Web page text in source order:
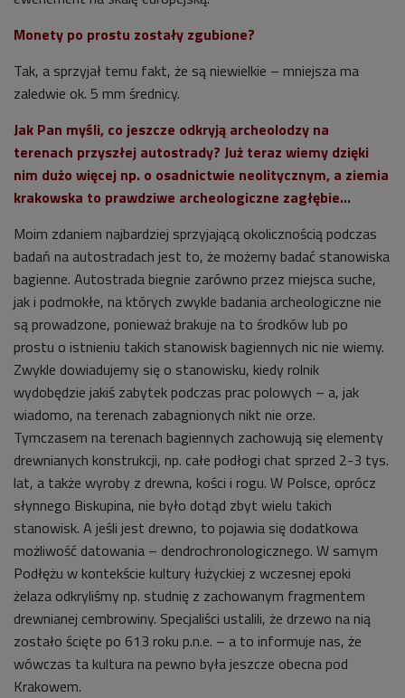
Monety po prostu zostały zgubione?
Tak, a sprzyjał temu fakt, że są niewielkie – mniejsza ma
zaledwie ok. 5 mm średnicy.
Jak Pan myśli, co jeszcze odkryją archeolodzy na
terenach przyszłej autostrady? Już teraz wiemy dzięki
nim dużo więcej np. o osadnictwie neolitycznym, a ziemia
krakowska to prawdziwe archeologiczne zagłębie…
Moim zdaniem najbardziej sprzyjającą okolicznością podczas
badań na autostradach jest to, że możemy badać stanowiska
bagienne. Autostrada biegnie zarówno przez miejsca suche,
jak i podmokłe, na których zwykle badania archeologiczne nie
są prowadzone, ponieważ brakuje na to środków lub po
prostu o istnieniu takich stanowisk bagiennych nic nie wiemy.
Zwykle dowiadujemy się o stanowisku, kiedy rolnik
wydobędzie jakiś zabytek podczas prac polowych – a, jak
wiadomo, na terenach zabagnionych nikt nie orze.
Tymczasem na terenach bagiennych zachowują się elementy
drewnianych konstrukcji, np. całe podłogi chat sprzed 2-3 tys.
lat, a także wyroby z drewna, kości i rogu. W Polsce, oprócz
słynnego Biskupina, nie było dotąd zbyt wielu takich
stanowisk. A jeśli jest drewno, to pojawia się dodatkowa
możliwość datowania – dendrochronologicznego. W samym
Podłężu w kontekście kultury łużyckiej z wczesnej epoki
żelaza odkryliśmy np. studnię z zachowanym fragmentem
drewnianej cembrowiny. Specjaliści ustalili, że drzewo na nią
zostało ścięte po 613 roku p.n.e. – a to informuje nas, że
wówczas ta kultura na pewno była jeszcze obecna pod
Krakowem.